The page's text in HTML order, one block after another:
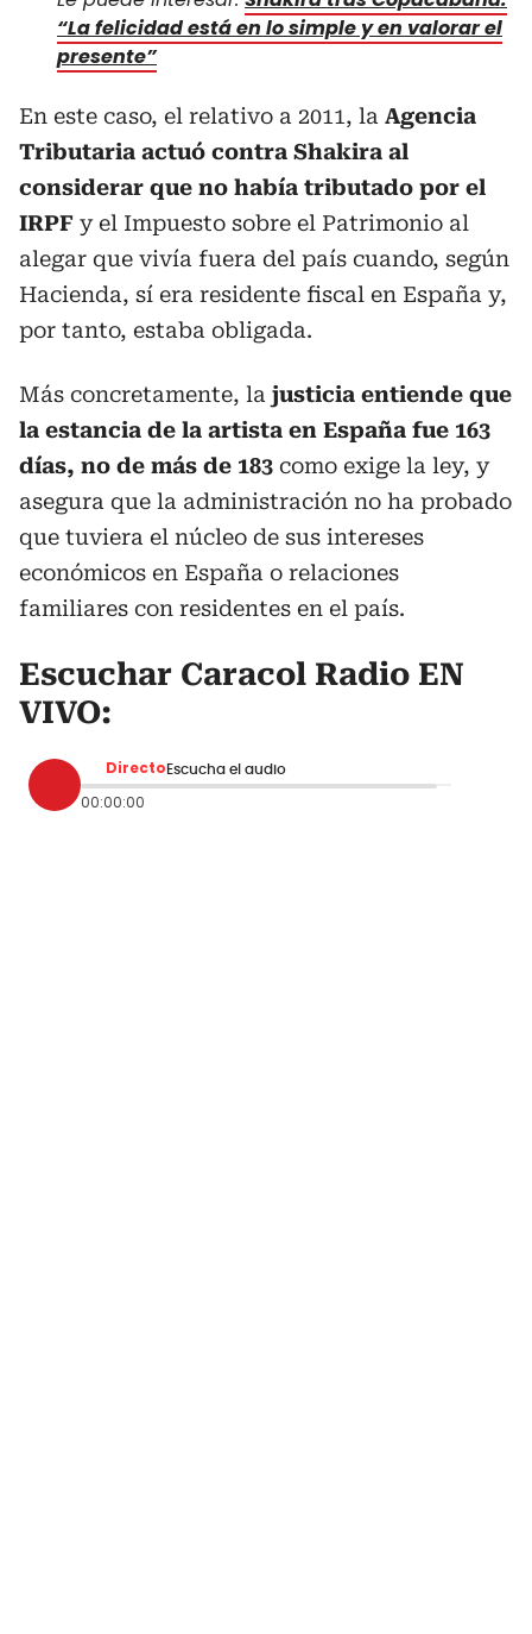
“La felicidad está en lo simple y en valorar el
presente”
En este caso, el relativo a 2011, la Agencia
Tributaria actuó contra Shakira al
considerar que no había tributado por el
IRPF y el Impuesto sobre el Patrimonio al
alegar que vivía fuera del país cuando, según
Hacienda, sí era residente fiscal en España y,
por tanto, estaba obligada.
Más concretamente, la justicia entiende que
la estancia de la artista en España fue 163
días, no de más de 183 como exige la ley, y
asegura que la administración no ha probado
que tuviera el núcleo de sus intereses
económicos en España o relaciones
familiares con residentes en el país.
Escuchar Caracol Radio EN
VIVO:
Directo Escucha el audio
00:00:00